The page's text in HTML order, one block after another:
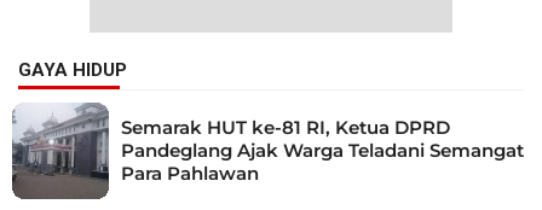
GAYA HIDUP
Semarak HUT ke-81 RI, Ketua DPRD
Pandeglang Ajak Warga Teladani Semangat
Para Pahlawan